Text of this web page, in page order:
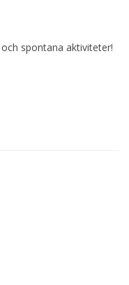
spontana aktiviteter!